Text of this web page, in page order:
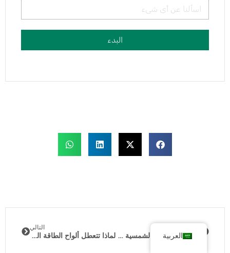
البدء
تكنولوجيا الألواح الشمسية 2025: الإنجازات والاتجاهات وما ينجح حقًا
التالي
لماذا تتعطل ألواح الطاقة الشمسية المرنة باستمرار (وكيفية إصلاحها) العربية